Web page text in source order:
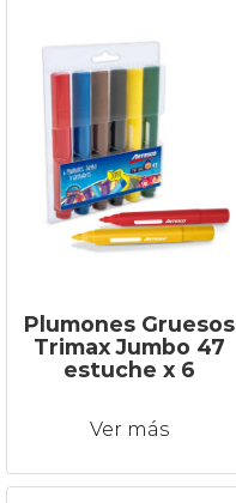
Plumones Gruesos
Trimax Jumbo 47
estuche x 6
Ver más